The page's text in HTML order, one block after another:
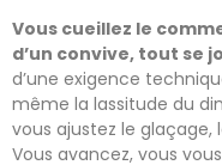
Vous cueillez le
d’un convive, tout se
d’une exigence
même la lassitude du
vous ajustez le glaçage,
Vous avancez, vous